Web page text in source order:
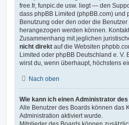
free.fr, funpic.de usw. liegt — den
dass phpBB Limited (phpBB.com)
Benutzung oder den oder die
herangezogen werden können.
Zusammenhang mit jeglichen
nicht direkt auf die Websiten
Limited oder phpBB Deutschland e. V.
wirst du, wenn überhaupt, höchstens
Nach oben
Wie kann ich einen Administrator
Alle Benutzer des Boards können das
Administration aktiviert wurde.